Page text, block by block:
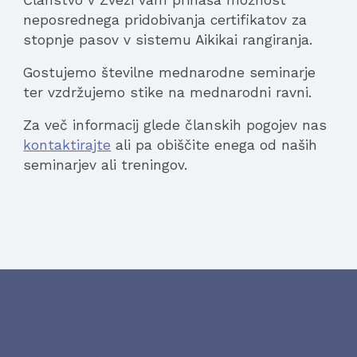
neposrednega pridobivanja certifikatov za
stopnje pasov v sistemu Aikikai rangiranja.
Gostujemo številne mednarodne seminarje
ter vzdržujemo stike na mednarodni ravni.
kontaktirajte ali pa obiščite enega od naših
seminarjev ali treningov.